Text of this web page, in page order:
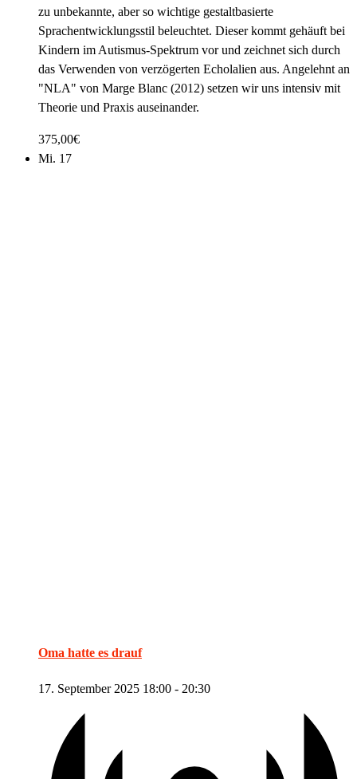
zu unbekannte, aber so wichtige gestaltbasierte
Sprachentwicklungsstil beleuchtet. Dieser kommt gehäuft bei
Kindern im Autismus-Spektrum vor und zeichnet sich durch
das Verwenden von verzögerten Echolalien aus. Angelehnt an
"NLA" von Marge Blanc (2012) setzen wir uns intensiv mit
Theorie und Praxis auseinander.
375,00€
Mi. 17
Oma hatte es drauf
17. September 2025 18:00 - 20:30